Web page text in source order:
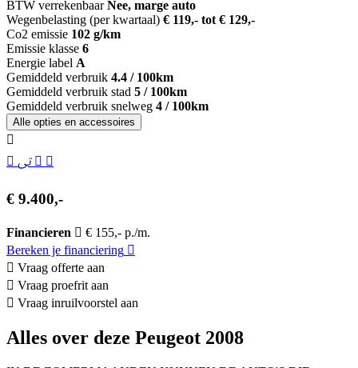
BTW verrekenbaar Nee, marge auto
Wegenbelasting (per kwartaal) € 119,- tot € 129,-
Co2 emissie 102 g/km
Emissie klasse 6
Energie label A
Gemiddeld verbruik 4.4 / 100km
Gemiddeld verbruik stad 5 / 100km
Gemiddeld verbruik snelweg 4 / 100km
Alle opties en accessoires
€ 9.400,-
Financieren
€ 155,- p./m.
Bereken je financiering
Vraag offerte aan
Vraag proefrit aan
Vraag inruilvoorstel aan
Alles over deze Peugeot 2008